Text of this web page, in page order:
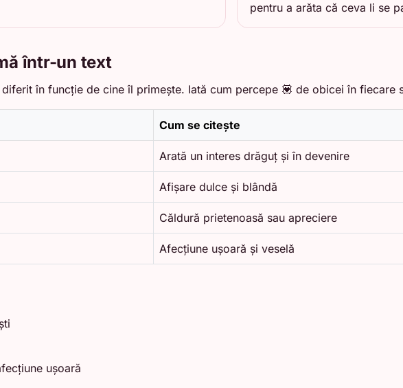
pentru a arăta că ceva li se
într-un text
în funcție de cine îl primește. Iată cum percepe 💟 de obicei în fiecare
Cum se citește
Arată un interes drăguț și în devenire
Afișare dulce și blândă
Căldură prietenoasă sau apreciere
Afecțiune ușoară și veselă
ușoară